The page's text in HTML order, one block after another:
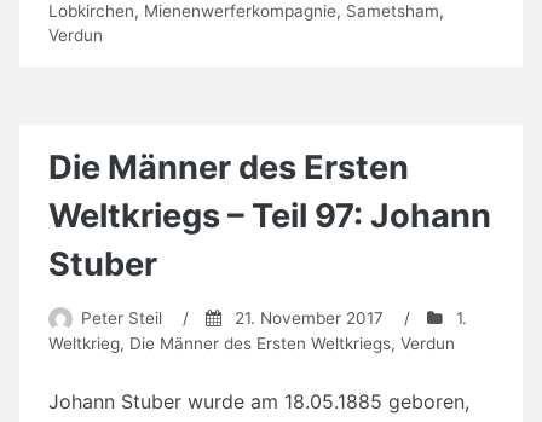
Lobkirchen, Mienenwerferkompagnie, Sametsham,
Verdun
Die Männer des Ersten
Weltkriegs – Teil 97: Johann
Stuber
Peter Steil / 21. November 2017 /
1.
Weltkrieg, Die Männer des Ersten Weltkriegs, Verdun
Johann Stuber wurde am 18.05.1885 geboren,